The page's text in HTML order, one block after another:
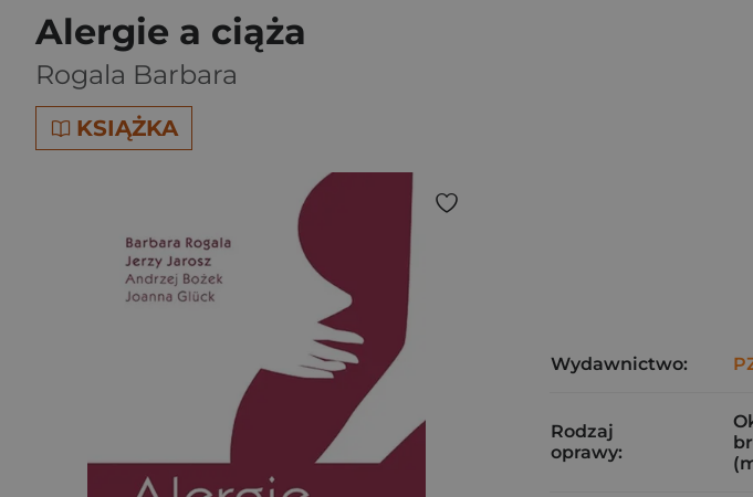
Alergie a ciąża
Rogala Barbara
KSIĄŻKA
Wydawnictwo:
Rodzaj
oprawy: